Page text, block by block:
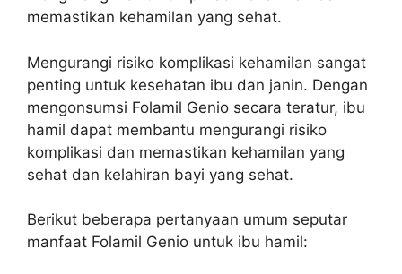
memastikan kehamilan yang sehat.
Mengurangi risiko komplikasi kehamilan sangat
penting untuk kesehatan ibu dan janin. Dengan
mengonsumsi Folamil Genio secara teratur, ibu
hamil dapat membantu mengurangi risiko
komplikasi dan memastikan kehamilan yang
sehat dan kelahiran bayi yang sehat.
Berikut beberapa pertanyaan umum seputar
manfaat Folamil Genio untuk ibu hamil: